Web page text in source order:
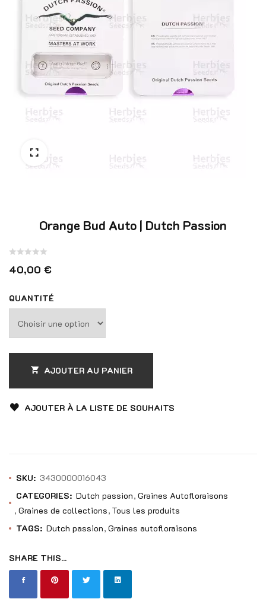
Orange Bud Auto | Dutch Passion
Note
sur
40,00 €
QUANTITÉ
AJOUTER AU PANIER
AJOUTER À LA LISTE DE SOUHAITS
SKU: 3430000016043
CATEGORIES: Dutch passion Graines Autofloraisons
Graines de collections Tous les produits
TAGS: Dutch passion Graines autofloraisons
SHARE THIS...